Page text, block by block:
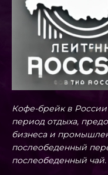
Кофе-брейк в
период отдыха,
бизнеса и
послеобеденный
послеобеденный чай.